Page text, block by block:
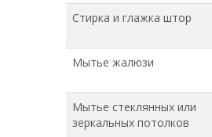
Стирка и глажка штор
Мытье жалюзи
Мытье стеклянных или
зеркальных потолков